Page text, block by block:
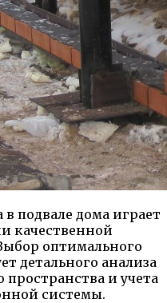
подвале дома играет
качественной
оптимального
детального анализа
пространства и учета
системы.